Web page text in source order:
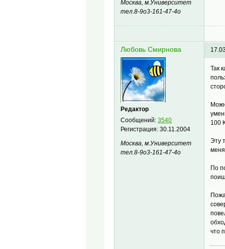
Москва, м.Университет
тел.8-9о3-161-47-4о
Любовь Смирнова
Редактор
Сообщений:3540
Регистрация:30.11.2004
Москва, м.Университет
тел.8-9о3-161-47-4о
Так
100
Эту
По
что